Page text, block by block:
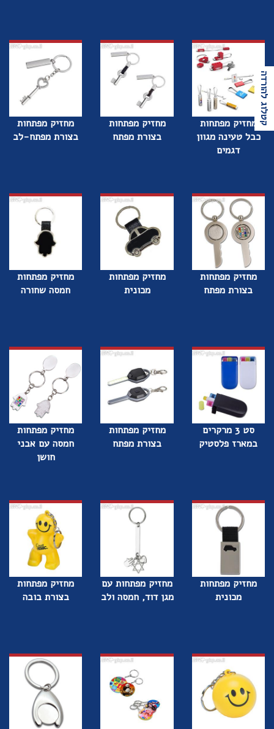
קטלוג להורדה מחזיק מפתחות
כבל טעינה מגוון
דגמים
מחזיק מפתחות
בצורת מפתח
מחזיק מפתחות
בצורת מפתח-לב
מחזיק מפתחות
בצורת מפתח
מחזיק מפתחות
מכונית
מחזיק מפתחות
חמסה שחורה
סט 3 מרקרים
במארז פלסטיק
מחזיק מפתחות
בצורת מפתח
מחזיק מפתחות
חמסה עם אבני
חושן
מחזיק מפתחות
מכונית
מחזיק מפתחות עם
מגן דוד, חמסה ולב
מחזיק מפתחות
בצורת בובה